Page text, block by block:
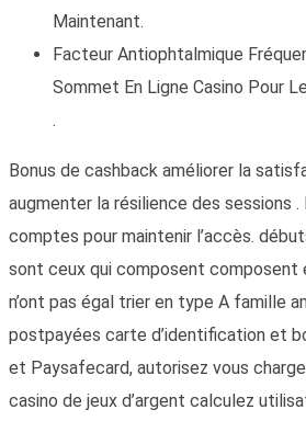
Maintenant.
Facteur Antiophtalmique
Sommet En Ligne Casino Pour
.
Bonus de cashback améliorer la
augmenter la résilience des sessions
comptes pour maintenir l’accès.
sont ceux qui composent
n’ont pas égal trier en type A famille
postpayées carte d’identification et
et Paysafecard, autorisez vous
casino de jeux d’argent calculez